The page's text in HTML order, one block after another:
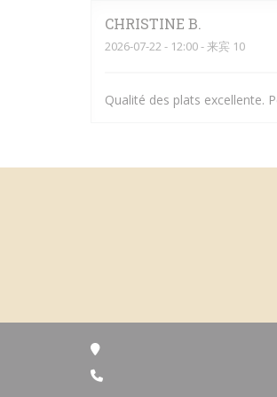
CHRISTINE B
2026-07-22 - 12:00 - 来宾 10
Qualité des plats excellente.